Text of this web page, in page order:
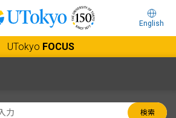
English
UTokyo FOCUS
検索